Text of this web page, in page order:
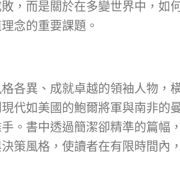
，而是關於在多變世界中，如
念的重要課題。
各異、成就卓越的領袖人物，
代如美國的鮑爾將軍與南非的
。書中透過簡潔卻精準的篇幅
策風格，使讀者在有限時間內